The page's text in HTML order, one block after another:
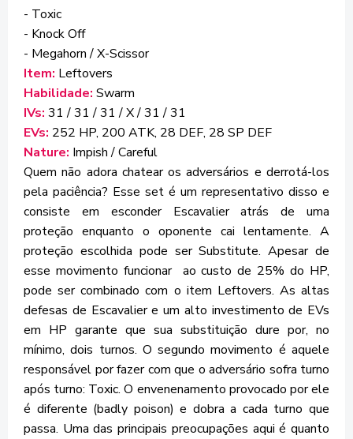
- Toxic
- Knock Off
- Megahorn / X-Scissor
Item: Leftovers
Habilidade: Swarm
IVs: 31 / 31 / 31 / X / 31 / 31
EVs: 252 HP, 200 ATK, 28 DEF, 28 SP DEF
Nature: Impish / Careful
Quem não adora chatear os adversários e derrotá-los
pela paciência? Esse set é um representativo disso e
consiste em esconder Escavalier atrás de uma
proteção enquanto o oponente cai lentamente. A
proteção escolhida pode ser Substitute. Apesar de
esse movimento funcionar ao custo de 25% do HP,
pode ser combinado com o item Leftovers. As altas
defesas de Escavalier e um alto investimento de EVs
em HP garante que sua substituição dure por, no
mínimo, dois turnos. O segundo movimento é aquele
responsável por fazer com que o adversário sofra turno
após turno: Toxic. O envenenamento provocado por ele
é diferente (badly poison) e dobra a cada turno que
passa. Uma das principais preocupações aqui é quanto